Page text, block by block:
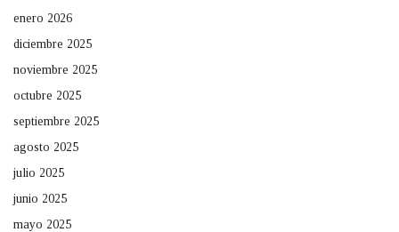
enero 2026
diciembre 2025
noviembre 2025
octubre 2025
septiembre 2025
agosto 2025
julio 2025
junio 2025
mayo 2025